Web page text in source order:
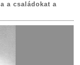
a családokat a